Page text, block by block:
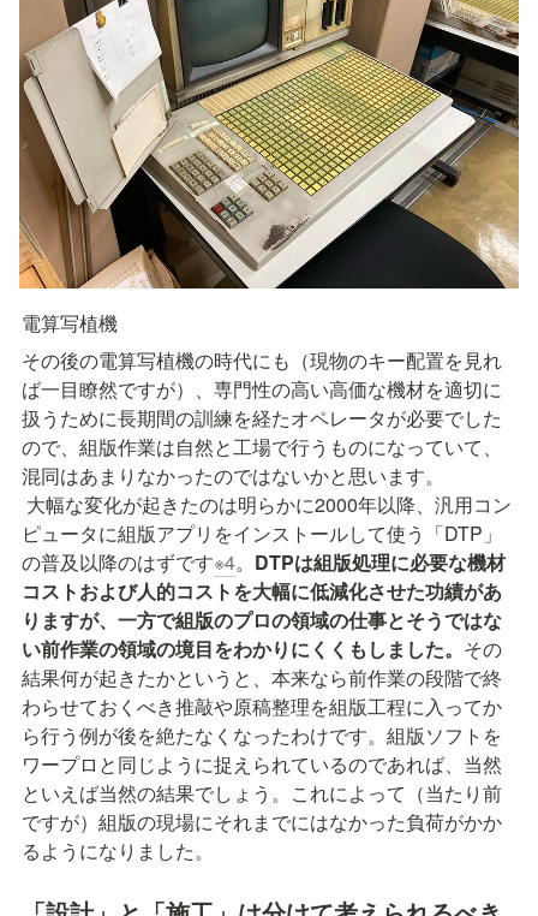
電算写植機
その後の電算写植機の時代にも（現物のキー配置を見れ
ば一目瞭然ですが）、専門性の高い高価な機材を適切に
扱うために長期間の訓練を経たオペレータが必要でした
ので、組版作業は自然と工場で行うものになっていて、
混同はあまりなかったのではないかと思います。
ピュータに組版アプリをインストールして使う「DTP」
の普及以降のはずです※4。 DTPは組版処理に必要な機材
コストおよび人的コストを大幅に低減化させた功績があ
りますが、一方で組版のプロの領域の仕事とそうではな
い前作業の領域の境目をわかりにくくもしました。 その
結果何が起きたかというと、本来なら前作業の段階で終
わらせておくべき推敲や原稿整理を組版工程に入ってか
ら行う例が後を絶たなくなったわけです。組版ソフトを
ワープロと同じように捉えられているのであれば、当然
といえば当然の結果でしょう。これによって（当たり前
ですが）組版の現場にそれまでにはなかった負荷がかか
るようになりました。